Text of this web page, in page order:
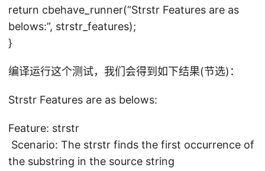
return cbehave_runner(“Strstr Features are as
belows:”, strstr_features);
}
编译运行这个测试，我们会得到如下结果(节选)：
Strstr Features are as belows:
Feature: strstr
Scenario: The strstr finds the first occurrence of
the substring in the source string